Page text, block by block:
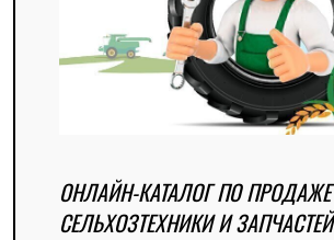
ОНЛАЙН-КАТАЛОГ ПО ПРОДАЖЕ
СЕЛЬХОЗТЕХНИКИ И ЗАПЧАСТЕЙ